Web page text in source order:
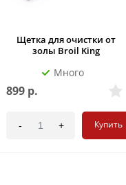
Щетка для очистки от
золы Broil King
Много
899 р.
- + Купить